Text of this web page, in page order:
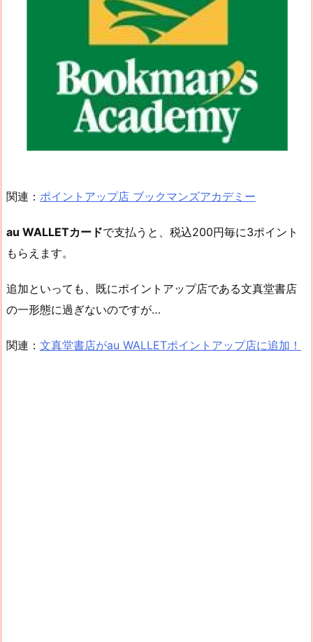
関連： ポイントアップ店 ブックマンズアカデミー
au WALLETカードで支払うと、税込200円毎に3ポイント
もらえます。
追加といっても、既にポイントアップ店である文真堂書店
の一形態に過ぎないのですが…
関連： 文真堂書店がau WALLETポイントアップ店に追加！